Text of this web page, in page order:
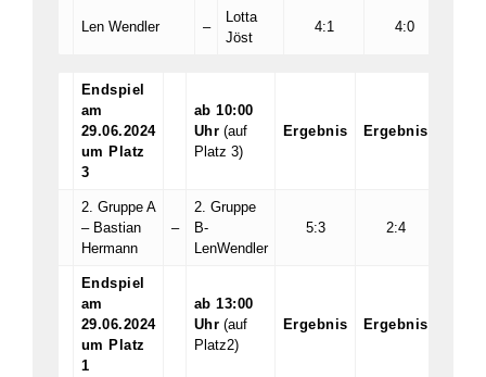
Len Wendler –
Lotta
Jöst
4:1 4:0
Endspiel
am
29.06.2024
um Platz
3
ab 10:00
Uhr (auf
Platz 3)
Ergebnis Ergebnis
2. Gruppe A
– Bastian
Hermann
–
2. Gruppe
B-
LenWendler
5:3 2:4
Endspiel
am
29.06.2024
um Platz
1
ab 13:00
Uhr (auf
Platz2)
Ergebnis Ergebnis